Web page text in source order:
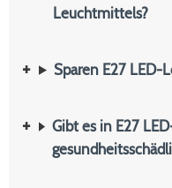
Leuchtmittels?
Sparen E27 LED-
Gibt es in E27